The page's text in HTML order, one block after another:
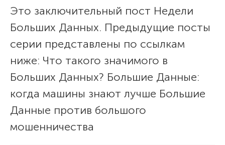
Это заключительный пост Недели
Больших Данных. Предыдущие посты
серии представлены по ссылкам
ниже: Что такого значимого в
Больших Данных? Большие Данные:
когда машины знают лучше Большие
Данные против большого
мошенничества